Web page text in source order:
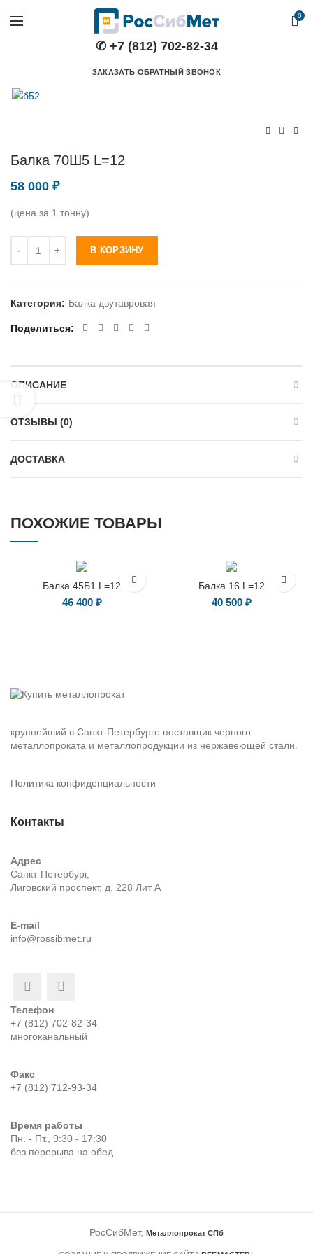
0
✆ +7 (812) 702-82-34
ЗАКАЗАТЬ ОБРАТНЫЙ ЗВОНОК
Балка 70Ш5 L=12
58 000 ₽
(цена за 1 тонну)
В КОРЗИНУ
Категория: Балка двутавровая
Поделиться
ОПИСАНИЕ
ОТЗЫВЫ (0)
ДОСТАВКА
ПОХОЖИЕ ТОВАРЫ
Балка 45Б1 L=12
46 400 ₽
Балка 16 L=12
40 500 ₽
крупнейший в Санкт-Петербурге поставщик черного
металлопроката и металлопродукции из нержавеющей стали.
Политика конфиденциальности
Контакты
Адрес
Санкт-Петербург,
Лиговский проспект, д. 228 Лит А
E-mail
info@rossibmet.ru
Телефон
+7 (812) 702-82-34
многоканальный
Факс
+7 (812) 712-93-34
Время работы
Пн. - Пт., 9:30 - 17:30
без перерыва на обед
РосСибМет, Металлопрокат СПб